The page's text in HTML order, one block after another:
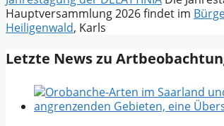
Hauptversammlung 2026 findet im
Heiligenwald, Karls
Letzte News zu